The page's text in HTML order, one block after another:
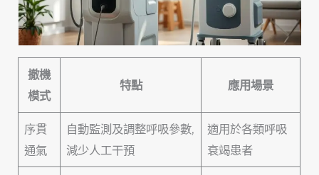
撤機
模式
特點 應用場景
序貫
通氣
自動監測及調整呼吸參數,
減少人工干預
適用於各類呼吸
衰竭患者